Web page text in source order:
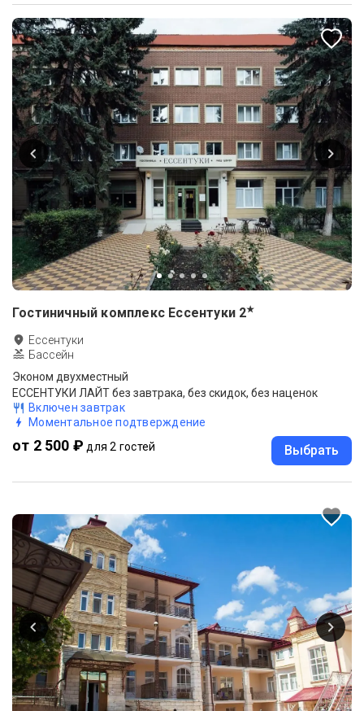
Гостиничный комплекс Ессентуки 2★
Ессентуки
Бассейн
Эконом двухместный
ЕССЕНТУКИ ЛАЙТ без завтрака, без скидок, без наценок
Включен завтрак
Моментальное подтверждение
от 2 500 ₽ для 2 гостей Выбрать